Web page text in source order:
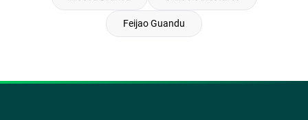
Feijao Guandu